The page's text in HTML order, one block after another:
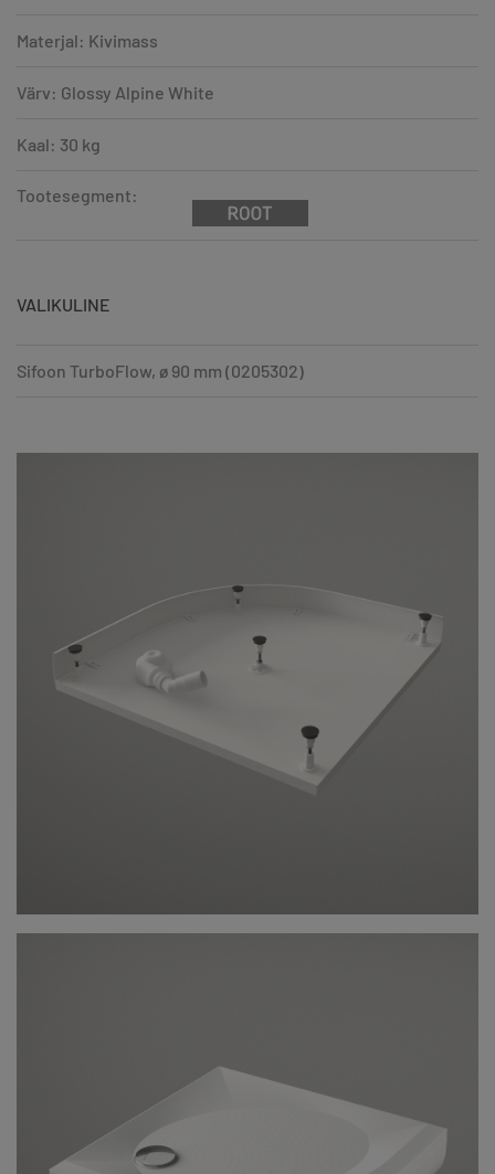
Materjal: Kivimass
Värv: Glossy Alpine White
Kaal: 30 kg
Tootesegment:
VALIKULINE
Sifoon TurboFlow, ø 90 mm (0205302)